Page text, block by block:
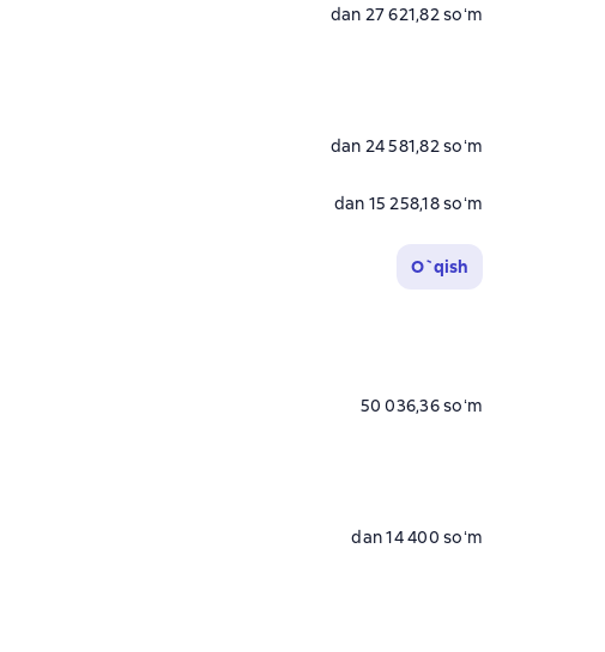
dan 27 621,82 soʻm
dan 24 581,82 soʻm
dan 15 258,18 soʻm
O`qish
50 036,36 soʻm
dan 14 400 soʻm